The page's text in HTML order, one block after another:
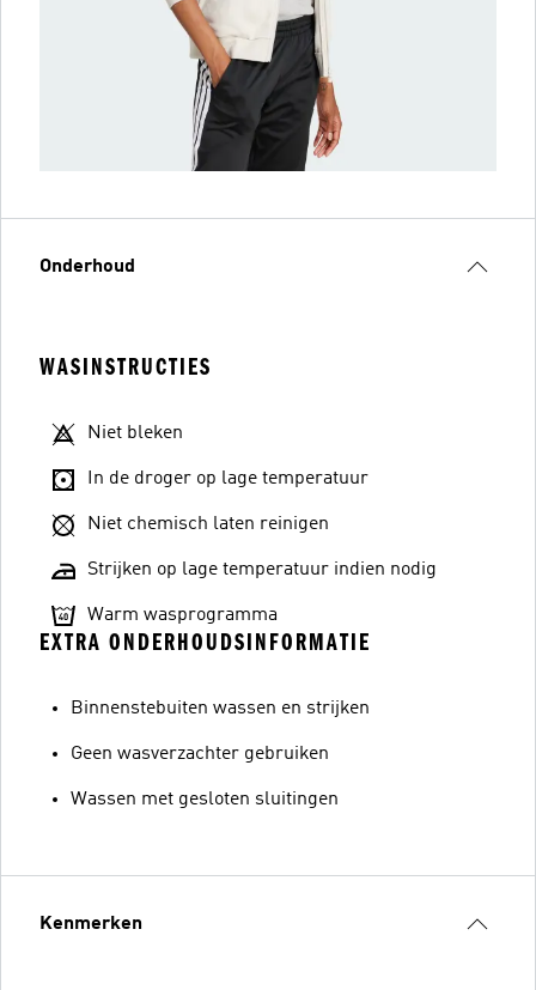
Onderhoud
WASINSTRUCTIES
Niet bleken
In de droger op lage temperatuur
Niet chemisch laten reinigen
Strijken op lage temperatuur indien nodig
Warm wasprogramma
EXTRA ONDERHOUDSINFORMATIE
Binnenstebuiten wassen en strijken
Geen wasverzachter gebruiken
Wassen met gesloten sluitingen
Kenmerken